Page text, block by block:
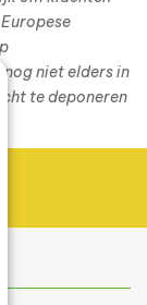
nog niet elders in
te deponeren